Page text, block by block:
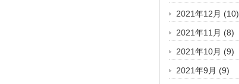
2021年12月 (10)
2021年11月 (8)
2021年10月 (9)
2021年9月 (9)